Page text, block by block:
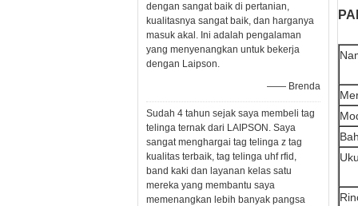
dengan sangat baik di pertanian,
kualitasnya sangat baik, dan harganya
masuk akal. Ini adalah pengalaman
yang menyenangkan untuk bekerja
dengan Laipson.
—— Brenda
Sudah 4 tahun sejak saya membeli tag
telinga ternak dari LAIPSON. Saya
sangat menghargai tag telinga z tag
kualitas terbaik, tag telinga uhf rfid,
band kaki dan layanan kelas satu
mereka yang membantu saya
memenangkan lebih banyak pangsa